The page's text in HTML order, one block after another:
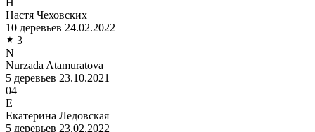
Н
Настя Чеховских
10 деревьев 24.02.2022
3
N
Nurzada Atamuratova
5 деревьев 23.10.2021
04
Е
Екатерина Ледовская
5 деревьев 23.02.2022